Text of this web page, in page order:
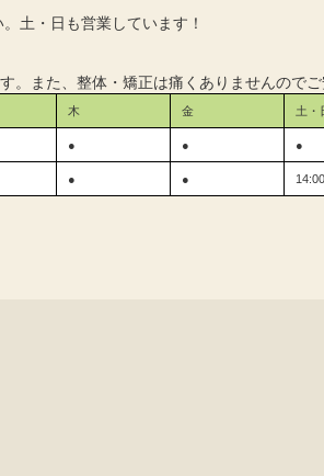
土・日も営業しています！
。また、整体・矯正は痛くありませんので
木 金 土・
● ● ●
● ●